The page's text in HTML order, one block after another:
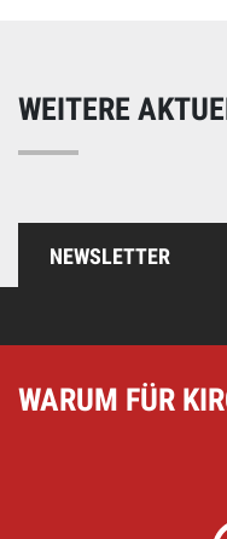
WEITERE
NEWSLETTER
WARUM FÜR